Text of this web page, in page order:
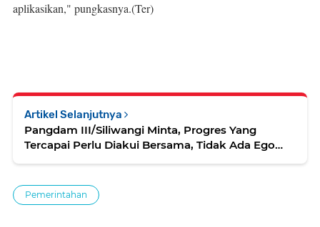
aplikasikan," pungkasnya.(Ter)
Artikel Selanjutnya
Pangdam III/Siliwangi Minta, Progres Yang
Tercapai Perlu Diakui Bersama, Tidak Ada Ego
Pemerintahan